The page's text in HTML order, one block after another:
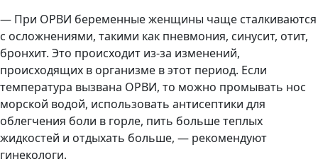
— При ОРВИ беременные женщины чаще сталкиваются
с осложнениями, такими как пневмония, синусит, отит,
бронхит. Это происходит из-за изменений,
происходящих в организме в этот период. Если
температура вызвана ОРВИ, то можно промывать нос
морской водой, использовать антисептики для
облегчения боли в горле, пить больше теплых
жидкостей и отдыхать больше, — рекомендуют
гинекологи.